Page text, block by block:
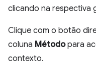
clicando na respectiva
Clique com o botão
coluna Métodopara
contexto.